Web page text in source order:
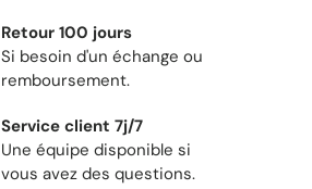
Retour 100 jours
Si besoin d'un échange ou
remboursement.
Service client 7j/7
Une équipe disponible si
vous avez des questions.